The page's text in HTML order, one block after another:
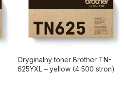
Oryginalny toner Brother TN-
625YXL – yellow (4 500 stron)